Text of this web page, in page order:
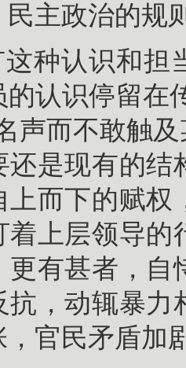
主政治的规
种认识和担
认识停留在
声而不敢触
还是现有的
上而下的赋
着上层领导
更有甚者，自
抗，动辄暴
官民矛盾加